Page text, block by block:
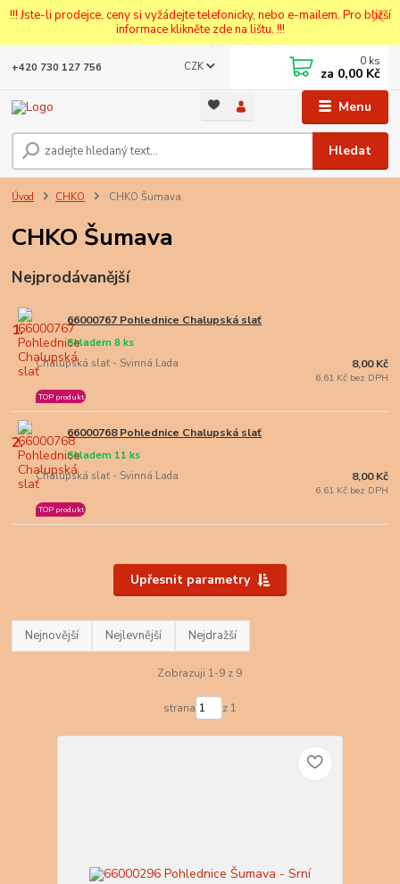
!!! Jste-li prodejce, ceny si vyžádejte telefonicky, nebo e-mailem. Pro bližší
informace klikněte zde na lištu. !!!
Menu
CZK
Hledat
+420 730 127 756 0 ks
za 0,00 Kč
Úvod CHKO CHKO Šumava
CHKO Šumava
Nejprodávanější
1. 66000767 Pohlednice Chalupská slať
Chalupská slať - Svinná Lada
Skladem 8 ks
TOP produkt
8,00 Kč
6,61 Kč bez DPH
2. 66000768 Pohlednice Chalupská slať
Chalupská slať - Svinná Lada
Skladem 11 ks
TOP produkt
8,00 Kč
6,61 Kč bez DPH
Upřesnit parametry
Nejnovější Nejlevnější Nejdražší
Zobrazuji 1-9 z 9
strana z 1